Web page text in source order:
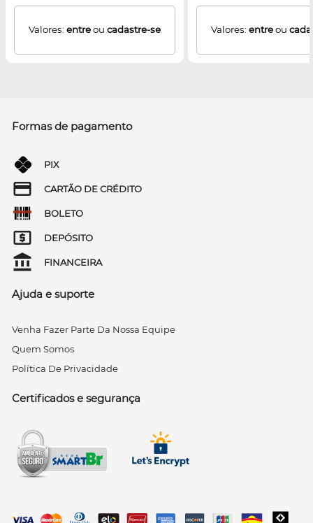
Valores: entreou cadastre-se Valores: entreou
Formas de pagamento
PIX
CARTÃO DE CRÉDITO
BOLETO
DEPÓSITO
FINANCEIRA
Ajuda e suporte
Venha Fazer Parte Da Nossa Equipe
Quem Somos
Política De Privacidade
Certificados e segurança